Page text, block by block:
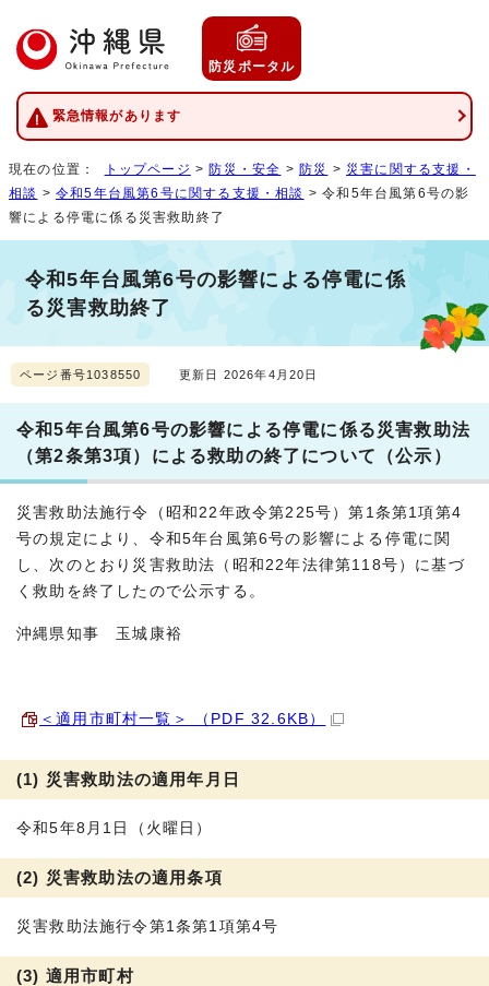
防災ポータル
緊急情報があります
現在の位置： トップページ >防災・安全 >防災 > 災害に関する支援・
相談 >令和5年台風第6号に関する支援・相談 > 令和5年台風第6号の影
響による停電に係る災害救助終了
令和5年台風第6号の影響による停電に係
る災害救助終了
ページ番号1038550 更新日 2026年4月20日
令和5年台風第6号の影響による停電に係る災害救助法
（第2条第3項）による救助の終了について（公示）
災害救助法施行令（昭和22年政令第225号）第1条第1項第4
号の規定により、令和5年台風第6号の影響による停電に関
し、次のとおり災害救助法（昭和22年法律第118号）に基づ
く救助を終了したので公示する。
沖縄県知事 玉城康裕
＜適用市町村一覧＞ （PDF 32.6KB）
(1) 災害救助法の適用年月日
令和5年8月1日（火曜日）
(2) 災害救助法の適用条項
災害救助法施行令第1条第1項第4号
(3) 適用市町村